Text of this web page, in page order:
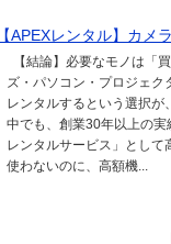
【APEXレンタル】カ
【結論】必要なモノは「
ズ・パソコン・プロジェク
レンタルするという選択
中でも、創業30年以上の
レンタルサービス」として
使わないのに、高額機...